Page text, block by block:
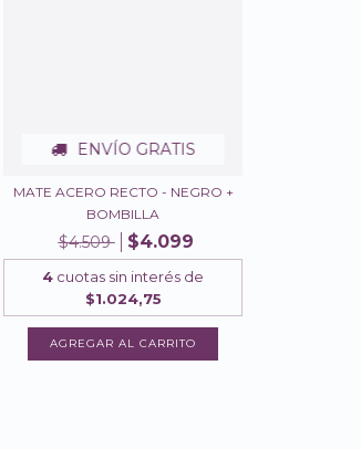
ENVÍO GRATIS
MATE ACERO RECTO - NEGRO +
BOMBILLA
$4.509 $4.099
4 cuotas sin interés de
$1.024,75